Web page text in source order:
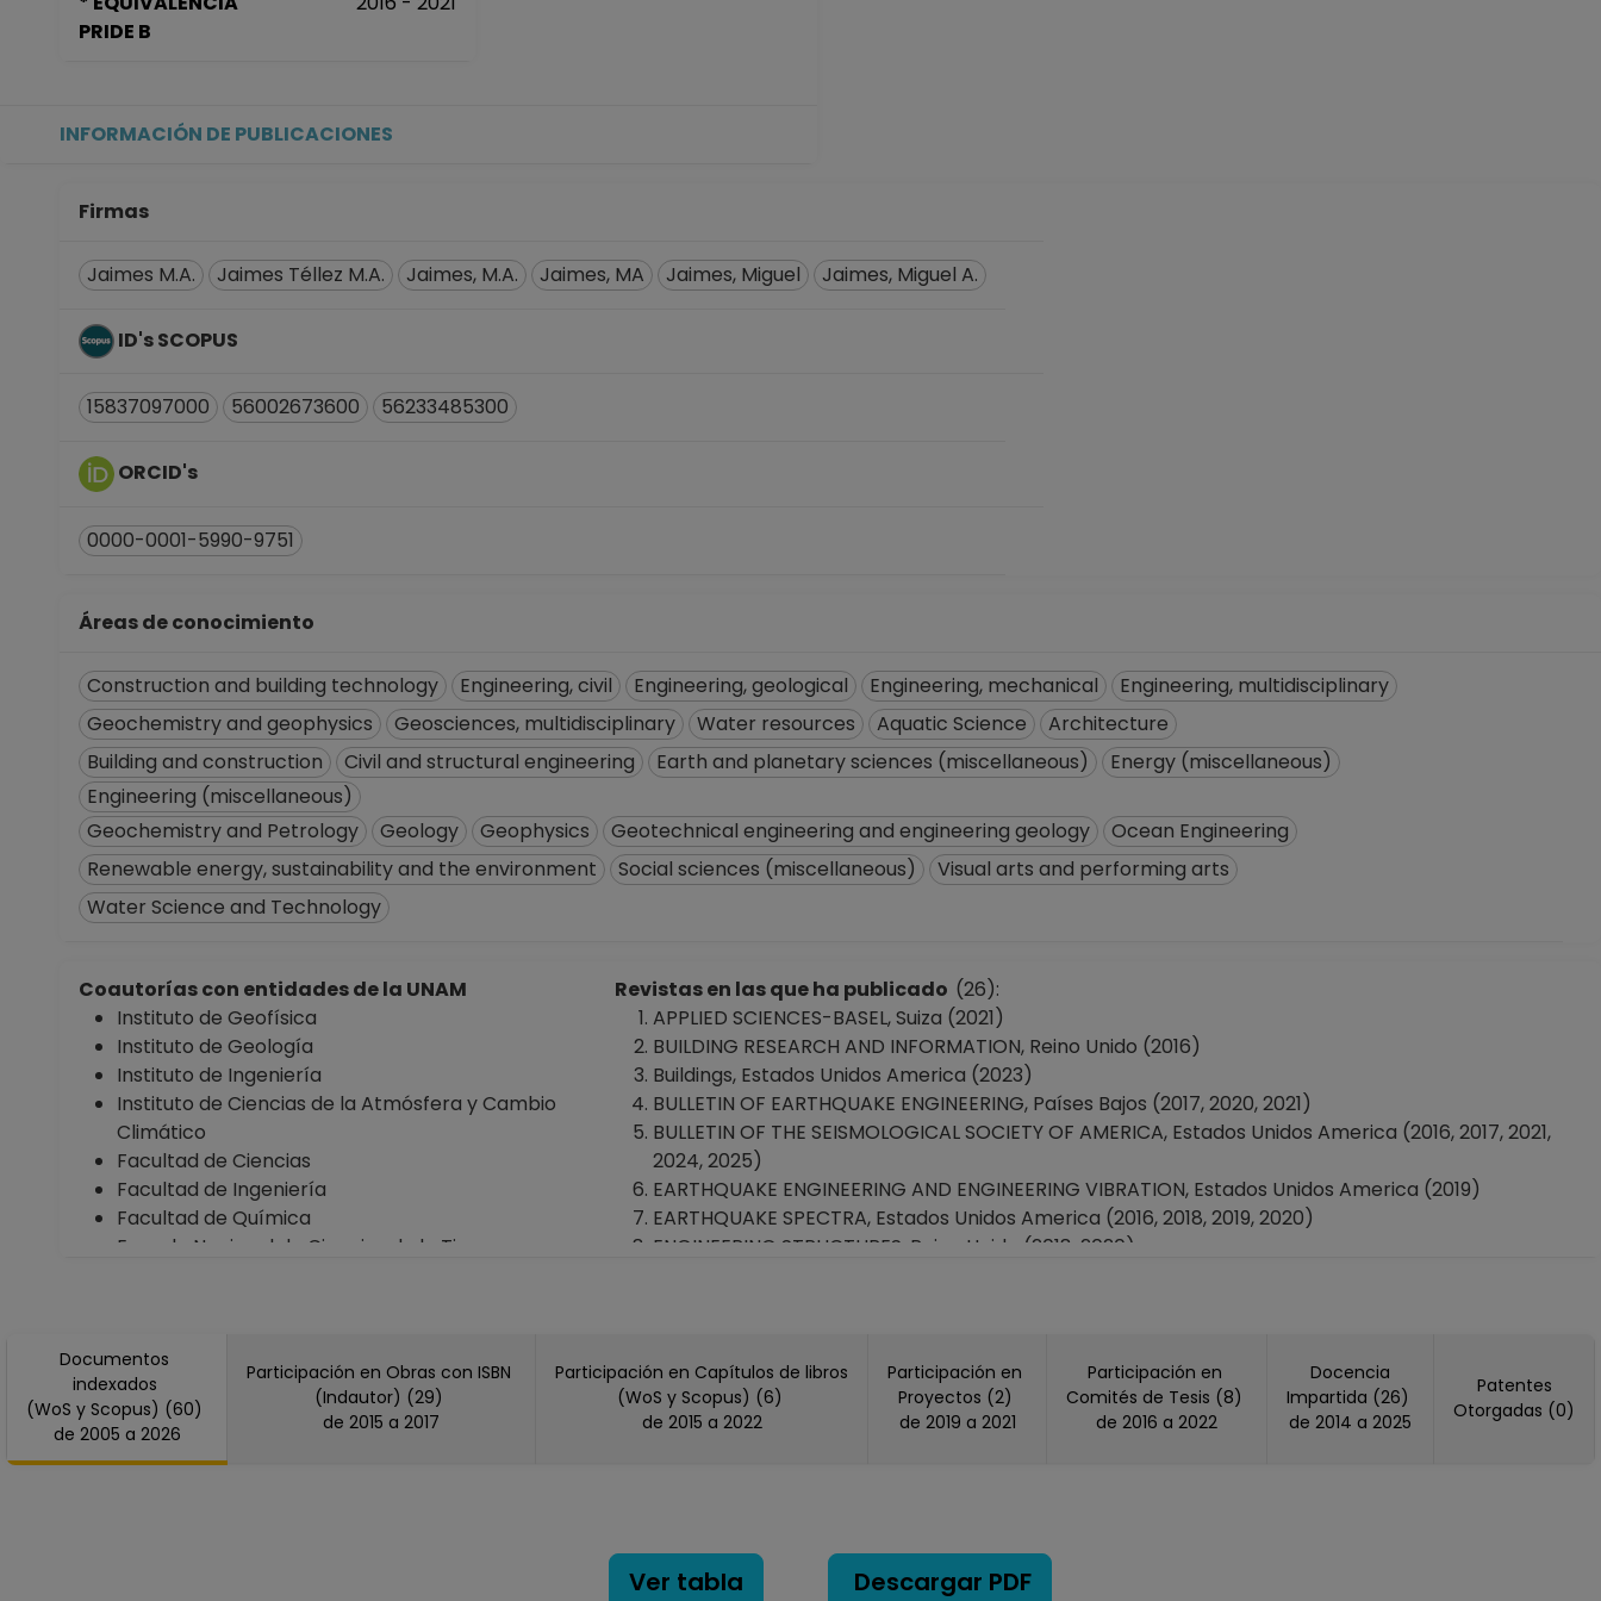
PRIDE B
INFORMACIÓN DE PUBLICACIONES
Firmas
Jaimes M.A. Jaimes Téllez M.A. Jaimes, M.A. Jaimes, MA Jaimes, Miguel Jaimes, Miguel A.
ID's SCOPUS
15837097000 56002673600 56233485300
ORCID's
0000-0001-5990-9751
Áreas de conocimiento
Construction and building technology Engineering, civil Engineering, geological Engineering, mechanical
Engineering, multidisciplinary
Geochemistry and geophysics
Geosciences, multidisciplinary Water resources Aquatic Science
Architecture
Building and construction
Civil and structural engineering Earth and planetary sciences (miscellaneous)
Energy (miscellaneous)
Engineering (miscellaneous)
Geochemistry and Petrology
Geology Geophysics Geotechnical engineering and engineering geology
Ocean Engineering
Renewable energy, sustainability and the environment
Social sciences (miscellaneous)
Visual arts and performing arts
Water Science and Technology
Coautorías con entidades de la UNAM
Instituto de Geofísica
Instituto de Geología
Instituto de Ingeniería
Instituto de Ciencias de la Atmósfera y Cambio
Climático
Facultad de Ciencias
Facultad de Ingeniería
Facultad de Química
Escuela Nacional de Ciencias de la Tierra
Revistas en las que ha publicado (26):
APPLIED SCIENCES-BASEL, Suiza (2021)
BUILDING RESEARCH AND INFORMATION, Reino Unido (2016)
Buildings, Estados Unidos America (2023)
BULLETIN OF EARTHQUAKE ENGINEERING, Países Bajos (2017, 2020, 2021)
BULLETIN OF THE SEISMOLOGICAL SOCIETY OF AMERICA, Estados Unidos America (2016, 2017, 2021,
2024, 2025)
EARTHQUAKE ENGINEERING AND ENGINEERING VIBRATION, Estados Unidos America (2019)
EARTHQUAKE SPECTRA, Estados Unidos America (2016, 2018, 2019, 2020)
ENGINEERING STRUCTURES, Reino Unido (2018, 2020)
JOURNAL OF EARTHQUAKE ENGINEERING, Reino Unido (2006, 2015, 2018, 2019, 2024, 2025)
Journal Of Geophysical Research-Solid Earth, Estados Unidos America (2021)
JOURNAL OF SEISMOLOGY, Países Bajos (2015, 2020)
Engineering, (2014)
OCEAN & COASTAL MANAGEMENT, Reino Unido (2016)
Documentos
indexados
(WoS y Scopus) (60)
de 2005 a 2026
Participación en Obras con ISBN
(Indautor) (29)
de 2015 a 2017
Participación en Capítulos de libros
(WoS y Scopus) (6)
de 2015 a 2022
Participación en
Proyectos (2)
de 2019 a 2021
Participación en
Comités de Tesis (8)
de 2016 a 2022
Docencia
Impartida (26)
de 2014 a 2025
Patentes
Otorgadas (0)
Ver tabla Descargar PDF